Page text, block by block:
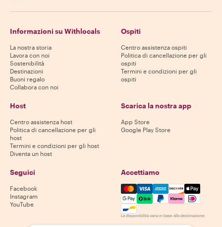
Informazioni su Withlocals
La nostra storia
Lavora con noi
Sostenibilità
Destinazioni
Buoni regalo
Collabora con noi
Ospiti
Centro assistenza ospiti
Politica di cancellazione per gli
ospiti
Termini e condizioni per gli
ospiti
Host
Centro assistenza host
Politica di cancellazione per gli
host
Termini e condizioni per gli host
Diventa un host
Scarica la nostra app
App Store
Google Play Store
Seguici
Facebook
Instagram
YouTube
Accettiamo
Mastercard, Visa, Amex,
La disponibilità varia in base alla destinazione